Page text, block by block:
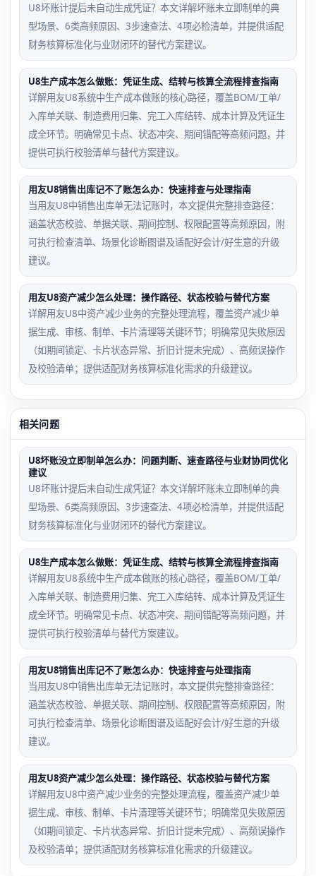
U8坏账计提后未自动生成凭证？本文详解坏账未立即制单的典
型场景、6类高频原因、3步速查法、4项必检清单，并提供适配
财务核算标准化与业财闭环的替代方案建议。
U8生产成本怎么做账：凭证生成、结转与核算全流程排查指南
详解用友U8系统中生产成本做账的核心路径，覆盖BOM/工单/
入库单关联、制造费用归集、完工入库结转、成本计算及凭证生
成全环节。明确常见卡点、状态冲突、期间错配等高频问题，并
提供可执行校验清单与替代方案建议。
用友U8销售出库记不了账怎么办：快速排查与处理指南
当用友U8中销售出库单无法记账时，本文提供完整排查路径：
涵盖状态校验、单据关联、期间控制、权限配置等高频原因，附
可执行检查清单、场景化诊断图谱及适配好会计/好生意的升级
建议。
用友U8资产减少怎么处理：操作路径、状态校验与替代方案
详解用友U8中资产减少业务的完整处理流程，覆盖资产减少单
据生成、审核、制单、卡片清理等关键环节；明确常见失败原因
（如期间锁定、卡片状态异常、折旧计提未完成）、高频误操作
及校验清单；提供适配财务核算标准化需求的升级建议。
相关问题
U8坏账没立即制单怎么办：问题判断、速查路径与业财协同优化
建议
U8坏账计提后未自动生成凭证？本文详解坏账未立即制单的典
型场景、6类高频原因、3步速查法、4项必检清单，并提供适配
财务核算标准化与业财闭环的替代方案建议。
U8生产成本怎么做账：凭证生成、结转与核算全流程排查指南
详解用友U8系统中生产成本做账的核心路径，覆盖BOM/工单/
入库单关联、制造费用归集、完工入库结转、成本计算及凭证生
成全环节。明确常见卡点、状态冲突、期间错配等高频问题，并
提供可执行校验清单与替代方案建议。
用友U8销售出库记不了账怎么办：快速排查与处理指南
当用友U8中销售出库单无法记账时，本文提供完整排查路径：
涵盖状态校验、单据关联、期间控制、权限配置等高频原因，附
可执行检查清单、场景化诊断图谱及适配好会计/好生意的升级
建议。
用友U8资产减少怎么处理：操作路径、状态校验与替代方案
详解用友U8中资产减少业务的完整处理流程，覆盖资产减少单
据生成、审核、制单、卡片清理等关键环节；明确常见失败原因
（如期间锁定、卡片状态异常、折旧计提未完成）、高频误操作
及校验清单；提供适配财务核算标准化需求的升级建议。